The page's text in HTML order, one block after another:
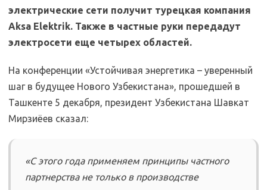
электрические сети получит турецкая компания
Aksa Elektrik. Также в частные руки передадут
электросети еще четырех областей.
На конференции «Устойчивая энергетика – уверенный
шаг в будущее Нового Узбекистана», прошедшей в
Ташкенте 5 декабря, президент Узбекистана Шавкат
Мирзиёев сказал:
«С этого года применяем принципы частного
партнерства не только в производстве